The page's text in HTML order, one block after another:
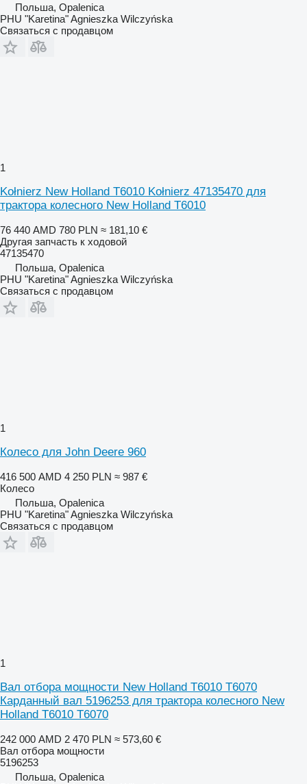
Польша, Opalenica
PHU "Karetina" Agnieszka Wilczyńska
Связаться с продавцом
1
Kołnierz New Holland T6010 Kołnierz 47135470 для
трактора колесного New Holland T6010
76 440 AMD 780 PLN ≈ 181,10 €
Другая запчасть к ходовой
47135470
Польша, Opalenica
PHU "Karetina" Agnieszka Wilczyńska
Связаться с продавцом
1
Колесо для John Deere 960
416 500 AMD 4 250 PLN ≈ 987 €
Колесо
Польша, Opalenica
PHU "Karetina" Agnieszka Wilczyńska
Связаться с продавцом
1
Вал отбора мощности New Holland T6010 T6070
Карданный вал 5196253 для трактора колесного New
Holland T6010 T6070
242 000 AMD 2 470 PLN ≈ 573,60 €
Вал отбора мощности
5196253
Польша, Opalenica